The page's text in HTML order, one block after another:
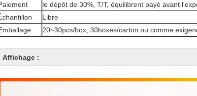
le dépôt de 30%, T/T, équilibrent payé avant
Libre
20~30pcs/box, 30boxes/carton ou comme
Affichage :